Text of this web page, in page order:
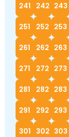
241 242 243
251 252 253
261 262 263
271 272 273
281 282 283
291 292 293
301 302 303